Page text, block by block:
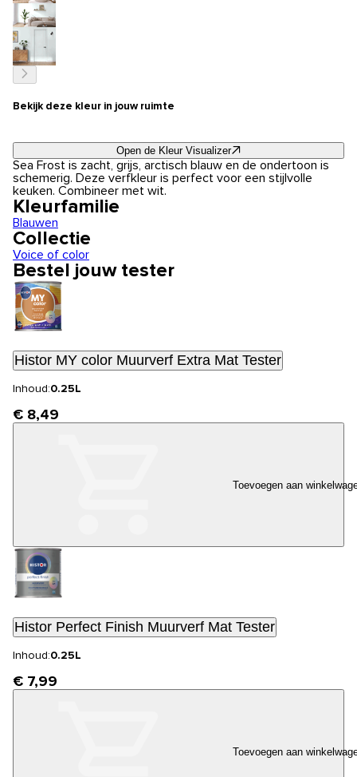
Bekijk deze kleur in jouw ruimte
Open de Kleur Visualizer
Sea Frost is zacht, grijs, arctisch blauw en de ondertoon is
schemerig. Deze verfkleur is perfect voor een stijlvolle
keuken. Combineer met wit.
Kleurfamilie
Blauwen
Collectie
Voice of color
Bestel jouw tester
Histor MY color Muurverf Extra Mat Tester
Inhoud:0.25L
€ 8,49
Toevoegen aan
Histor Perfect Finish Muurverf Mat Tester
Inhoud:0.25L
€ 7,99
Toevoegen aan